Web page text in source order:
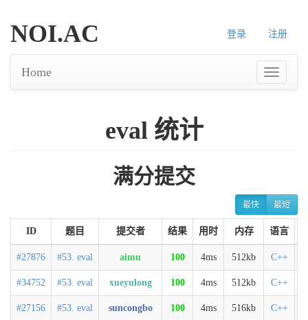
登录 注册
NOI.AC
Home
eval 统计
满分提交
最快 最短
ID 题目 提交者 结果 用时 内存 语言
#27876 #53. eval aimu 100 4ms 512kb C++
#34752 #53. eval xueyulong 100 4ms 512kb C++
#27156 #53. eval suncongbo 100 4ms 516kb C++